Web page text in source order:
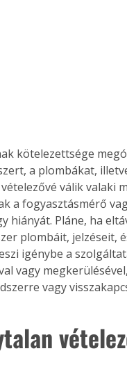
kötelezettsége
a plombákat,
válik valaki
a fogyasztásmérő
hiányát. Pláne, ha
plombáit, jelzéseit,
igénybe a
vagy
vagy